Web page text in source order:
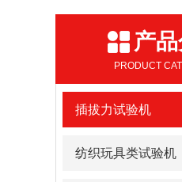
产
PRODUCT
插拔力试验机
纺织玩具类试验机